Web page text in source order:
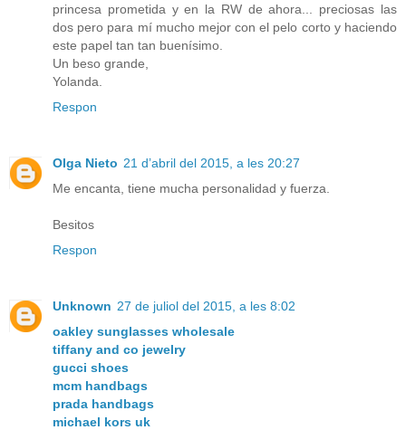
princesa prometida y en la RW de ahora... preciosas las
dos pero para mí mucho mejor con el pelo corto y haciendo
este papel tan tan buenísimo.
Un beso grande,
Yolanda.
Respon
Olga Nieto 21 d’abril del 2015, a les 20:27
Me encanta, tiene mucha personalidad y fuerza.
Besitos
Respon
Unknown 27 de juliol del 2015, a les 8:02
oakley sunglasses wholesale
tiffany and co jewelry
gucci shoes
mcm handbags
prada handbags
michael kors uk